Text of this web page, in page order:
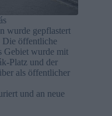
wurde gepflastert
Die öffentliche
Gebiet wurde mit
Platz und der
als öffentlicher
und an neue